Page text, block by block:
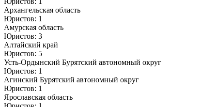
Архангельская область
Юристов: 1
Амурская область
Юристов: 3
Алтайский край
Юристов: 5
Усть-Ордынский Бурятский автономный округ
Юристов: 1
Агинский Бурятский автономный округ
Юристов: 1
Ярославская область